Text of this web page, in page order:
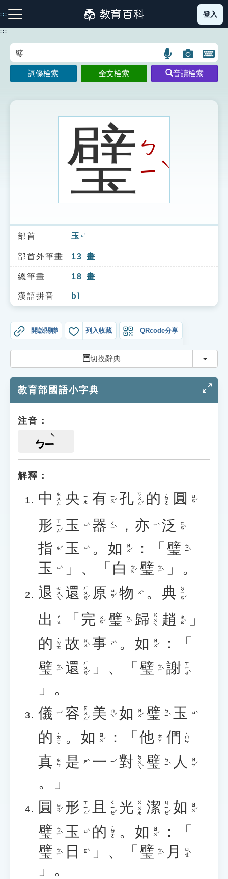
到
主
:::
注音索引圖示 筆畫索引圖示 部首索引表圖示
索引選單
知識索引
單字索引
生命大百科索引
遊戲專區
教學應用
貓頭鷹博士
登入
:::
語
言
搜
示
圖
片
搜
開
鍵
圖
詞條檢索 全文檢索 音讀檢索
璧ㄅ
ㄧˋ
部首 玉 ㄩˋ
部首外筆畫 13 畫
總筆畫 18 畫
漢語拼音 bì
開啟關聯 列入收藏 QRcode分享
切換辭典 切換
教育部國語小字典
注音：
ㄅㄧ
解釋：
中 ㄓㄨㄥ 央 ㄧㄤ 有 ㄧㄡˇ 孔 ㄎㄨㄥˇ 的 ˙ㄉㄜ 圓 ㄩㄢˊ
形 ㄒㄧㄥˊ 玉 ㄩˋ 器 ㄑㄧˋ ， 亦 ㄧˋ 泛 ㄈㄢˋ
指 ㄓˇ 玉 ㄩˋ 。 如 ㄖㄨˊ ：「 璧 ㄅㄧˋ
玉 ㄩˋ 」、「 白 ㄅㄞˊ 璧 ㄅㄧˋ
」。
退 ㄊㄨㄟˋ 還 ㄏㄨㄢˊ 原 ㄩㄢˊ 物 ㄨˋ 。 典 ㄉㄧㄢˇ
出 ㄔㄨ 「 完 ㄨㄢˊ 璧 ㄅㄧˋ 歸 ㄍㄨㄟ 趙 ㄓㄠˋ
」
的 ˙ㄉㄜ 故 ㄍㄨˋ 事 ㄕˋ 。 如 ㄖㄨˊ
：「
璧 ㄅㄧˋ 還 ㄏㄨㄢˊ 」、「 璧 ㄅㄧˋ 謝 ㄒㄧㄝˋ
」。
儀
ㄧˊ 容 ㄖㄨㄥˊ 美 ㄇㄟˇ 如 ㄖㄨˊ 璧 ㄅㄧˋ 玉 ㄩˋ
的 ˙ㄉㄜ 。 如 ㄖㄨˊ ：「 他 ㄊㄚ 們 ˙ㄇㄣ
真 ㄓㄣ 是 ㄕˋ 一 ㄧˊ 對 ㄉㄨㄟˋ 璧 ㄅㄧˋ 人 ㄖㄣˊ
。」
圓
ㄩㄢˊ 形 ㄒㄧㄥˊ 且 ㄑㄧㄝˇ 光 ㄍㄨㄤ 潔 ㄐㄧㄝˊ 如 ㄖㄨˊ
璧 ㄅㄧˋ 玉 ㄩˋ 的 ˙ㄉㄜ 。 如 ㄖㄨˊ
：「
璧 ㄅㄧˋ 日 ㄖˋ 」、「 璧 ㄅㄧˋ 月 ㄩㄝˋ
」。